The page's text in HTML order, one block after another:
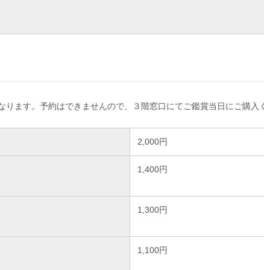
ます。予約はできませんので、３階窓口にてご鑑賞当日にご購入
2,000円
1,400円
1,300円
1,100円